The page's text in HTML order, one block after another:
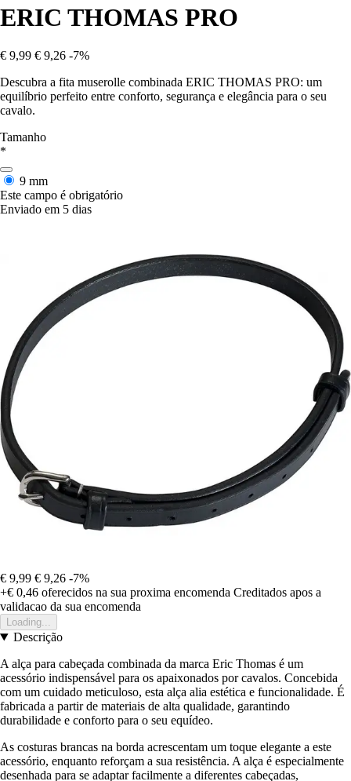
ERIC THOMAS PRO
€ 9,99 € 9,26 -7%
Descubra a fita muserolle combinada ERIC THOMAS PRO: um
equilíbrio perfeito entre conforto, segurança e elegância para o seu
cavalo.
Tamanho
*
9 mm
Este campo é obrigatório
Enviado em 5 dias
€ 9,99 € 9,26 -7%
+€ 0,46 oferecidos na sua proxima encomenda Creditados apos a
validacao da sua encomenda
Loading...
Descrição
A alça para cabeçada combinada da marca Eric Thomas é um
acessório indispensável para os apaixonados por cavalos. Concebida
com um cuidado meticuloso, esta alça alia estética e funcionalidade. É
fabricada a partir de materiais de alta qualidade, garantindo
durabilidade e conforto para o seu equídeo.
As costuras brancas na borda acrescentam um toque elegante a este
acessório, enquanto reforçam a sua resistência. A alça é especialmente
desenhada para se adaptar facilmente a diferentes cabeçadas,